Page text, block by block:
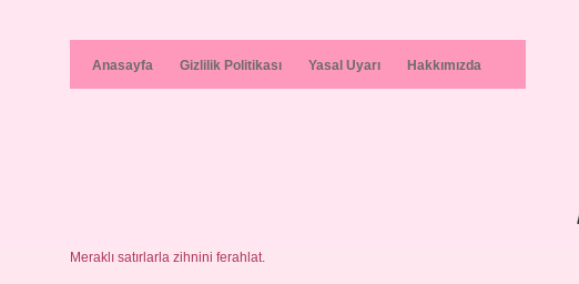
Anasayfa Gizlilik Politikası Yasal Uyarı Hakkımızda
Meraklı satırlarla zihnini ferahlat.